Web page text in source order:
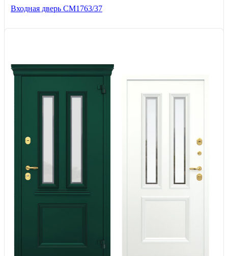
Входная дверь СМ1763/37